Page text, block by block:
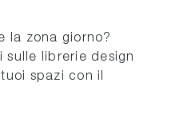
la zona giorno?
sulle librerie design
spazi con il